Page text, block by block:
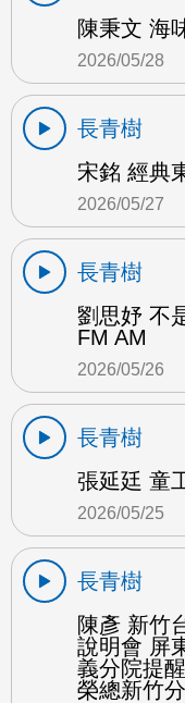
陳秉文 海
2026/05/28
長青樹
宋銘 經典
2026/05/27
長青樹
劉思妤 不
FM AM
2026/05/26
長青樹
張延廷 童
2026/05/25
長青樹
陳彥 新竹
說明會 屏
義分院提
榮總新竹